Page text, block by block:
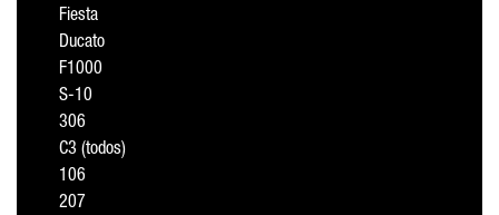
Fiesta
Ducato
F1000
S-10
306
C3 (todos)
106
207